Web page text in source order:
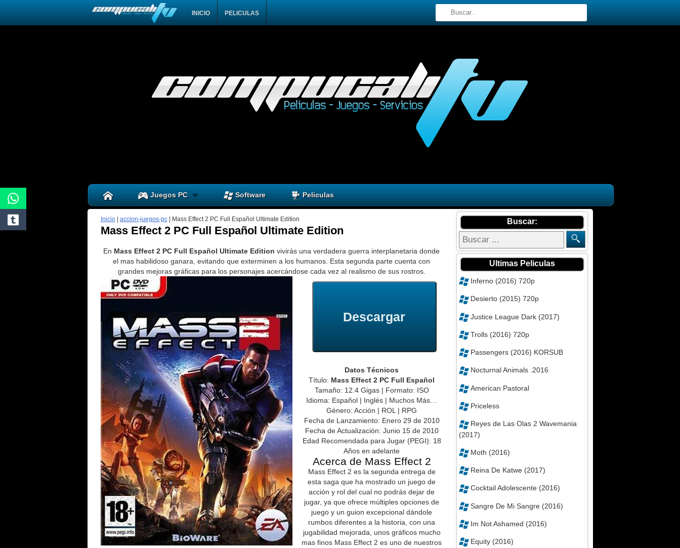
INICIO PELICULAS
Juegos PC Software Peliculas
Inicio| accion-juegos-pc| Mass Effect 2 PC Full Español Ultimate Edition
Mass Effect 2 PC Full Español Ultimate Edition
En Mass Effect 2 PC Full Español Ultimate Edition vivirás una verdadera guerra interplanetaria donde
el mas habilidoso ganara, evitando que exterminen a los humanos. Esta segunda parte cuenta con
grandes mejoras gráficas para los personajes acercándose cada vez al realismo de sus rostros.
Descargar
Datos Técnicos
Título: Mass Effect 2 PC Full Español
Tamaño: 12.4 Gigas | Formato: ISO
Idioma: Español | Inglés | Muchos Más…
Género: Acción | ROL | RPG
Fecha de Lanzamiento: Enero 29 de 2010
Fecha de Actualización: Junio 15 de 2010
Edad Recomendada para Jugar (PEGI): 18
Años en adelante
Acerca de Mass Effect 2
Mass Effect 2 es la segunda entrega de
esta saga que ha mostrado un juego de
acción y rol del cual no podrás dejar de
jugar, ya que ofrece múltiples opciones de
juego y un guion excepcional dándole
rumbos diferentes a la historia, con una
jugabilidad mejorada, unos gráficos mucho
mas finos Mass Effect 2 es uno de nuestros
Buscar:
Ultimas Peliculas
Inferno (2016) 720p
Desierto (2015) 720p
Justice League Dark (2017)
Trolls (2016) 720p
Passengers (2016) KORSUB
Nocturnal Animals .2016
American Pastoral
Priceless
Reyes de Las Olas 2 Wavemania
(2017)
Moth (2016)
Reina De Katwe (2017)
Cocktail Adolescente (2016)
Sangre De Mi Sangre (2016)
Im Not Ashamed (2016)
Equity (2016)